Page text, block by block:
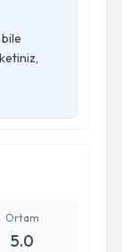
dahilinde
kenara
Ortam
5.0